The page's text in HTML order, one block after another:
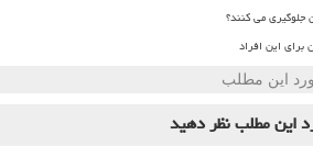
می کنند؟
برای این افراد
این مطلب
این مطلبنظر دهید